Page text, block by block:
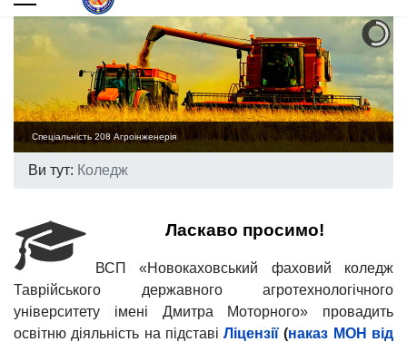
Спеціальність 208 Агроінженерія
Ви тут: Коледж
Ласкаво просимо!
ВСП «Новокаховський фаховий коледж
Таврійського державного агротехнологічного
університету імені Дмитра Моторного» провадить
освітню діяльність на підставіЛіцензії (наказ МОН від